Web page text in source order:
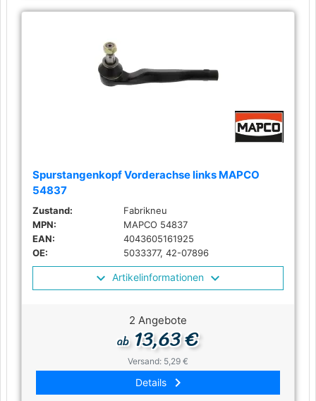
Spurstangenkopf Vorderachse links MAPCO
54837
Zustand:
Fabrikneu
MPN:
MAPCO 54837
EAN:
4043605161925
OE:
5033377, 42-07896
Artikelinformationen
2 Angebote
ab13,63 €
Versand: 5,29 €
Details keyboard_arrow_right